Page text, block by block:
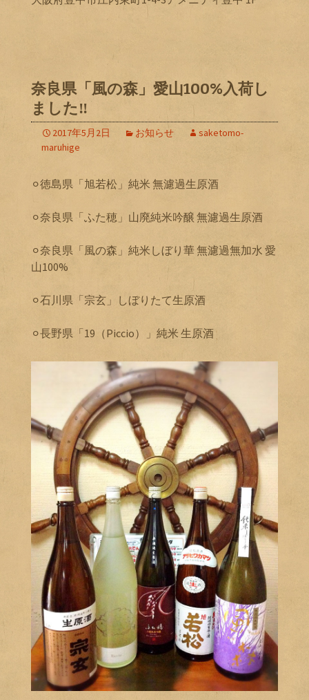
奈良県「風の森」愛山100%入荷し
ました‼️
2017年5月2日 お知らせ
saketomo-
maruhige
⚪︎徳島県「旭若松」純米 無濾過生原酒
⚪︎奈良県「ふた穂」山廃純米吟醸 無濾過生原酒
⚪︎奈良県「風の森」純米しぼり華 無濾過無加水 愛
山100%
⚪︎石川県「宗玄」しぼりたて生原酒
⚪︎長野県「19（Piccio）」純米 生原酒